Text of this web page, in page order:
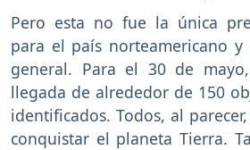
Pero esta no fue la única
para el país norteamericano
general. Para el 30 de
llegada de alrededor de 150
identificados. Todos, al
conquistar el planeta Tierra.